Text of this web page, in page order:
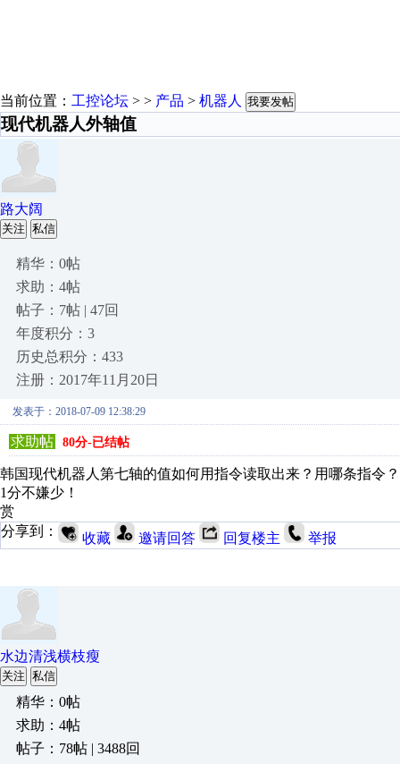
当前位置： 工控论坛 > > 产品 > 机器人 我要发帖
现代机器人外轴值
路大阔
关注 私信
精华：0帖
求助：4帖
帖子：7帖 | 47回
年度积分：3
历史总积分：433
注册：2017年11月20日
发表于：2018-07-09 12:38:29
求助帖 80分-已结帖
韩国现代机器人第七轴的值如何用指令读取出来？用哪条指令
1分不嫌少！
赏
分享到：
收藏 邀请回答 回复楼主 举报
水边清浅横枝瘦
关注 私信
精华：0帖
求助：4帖
帖子：78帖 | 3488回